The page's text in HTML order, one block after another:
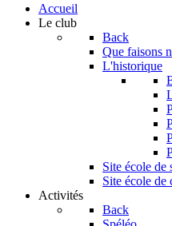
Accueil
Le club
Back
Que faisons
L'historique
Site école de
Site école de
Activités
Back